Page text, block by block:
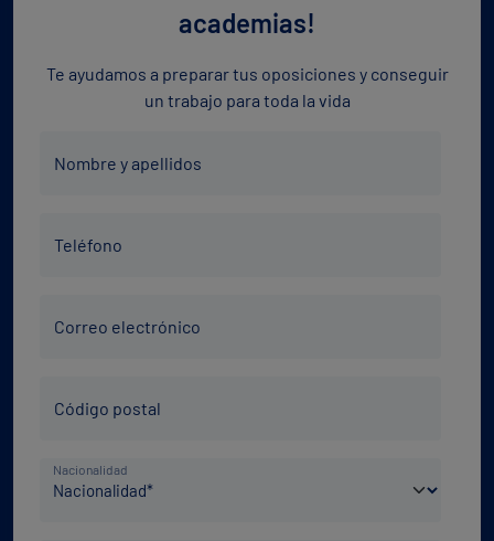
academias!
Te ayudamos a preparar tus oposiciones y conseguir
un trabajo para toda la vida
Nombre y apellidos
Teléfono
electrónico
Correo electrónico
Postal
Código postal
País
de
Nacionalidad